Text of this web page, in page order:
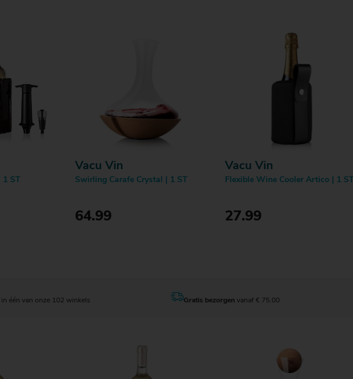
ST
Vacu Vin
Swirling Carafe Crystal | 1 ST
64.99
Vacu Vin
Flexible Wine Cooler Artico | 1 ST
27.99
in één van onze 102 winkels Gratis bezorgen vanaf € 75.00